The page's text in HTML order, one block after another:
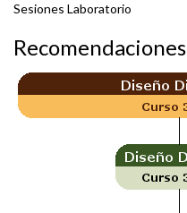
Sesiones Laboratorio
Recomendaciones